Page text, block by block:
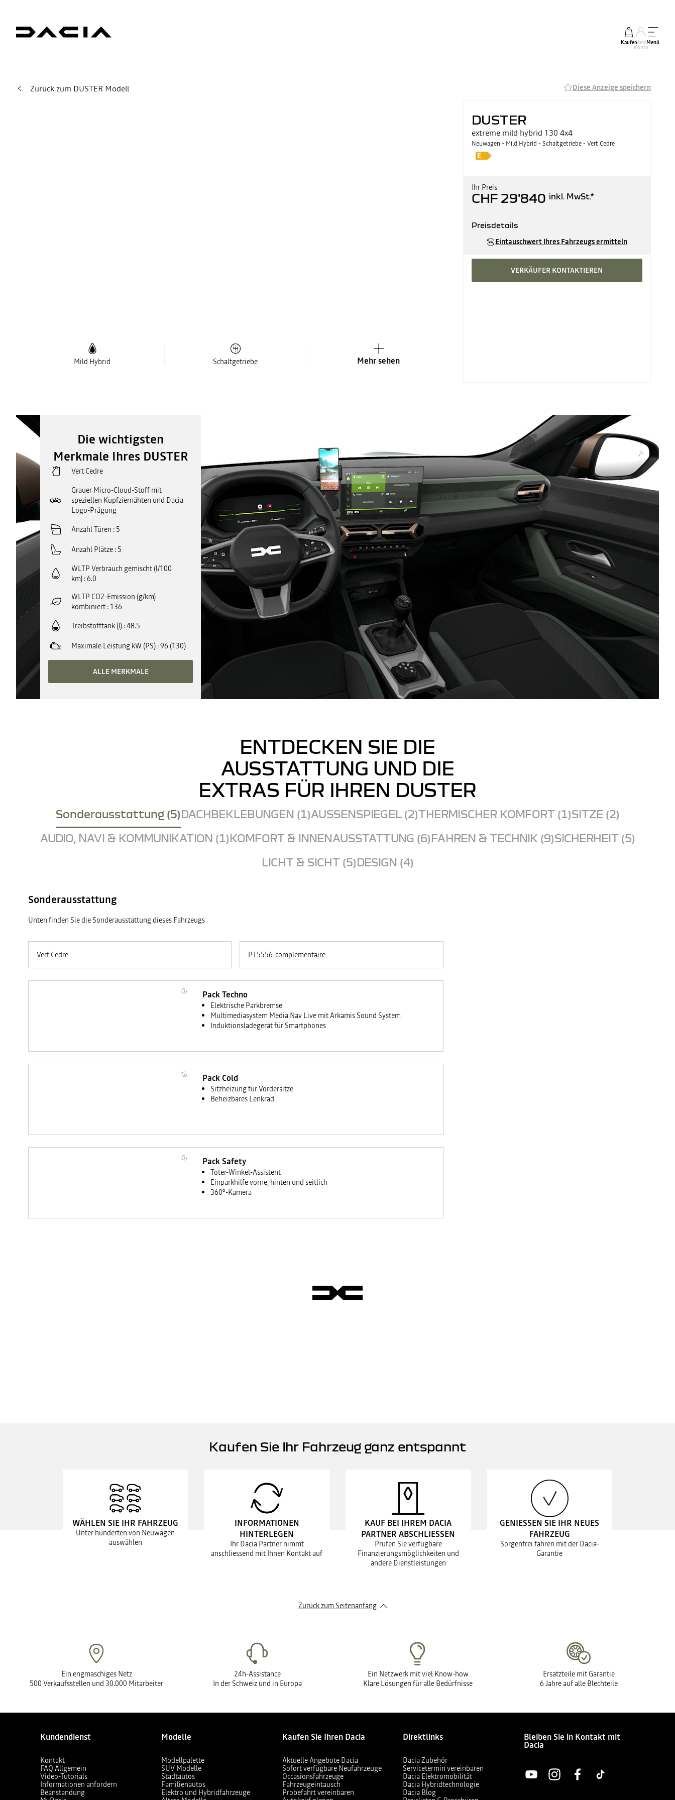
KaufenMein
Konto
Menü
Zurück zum DUSTER Modell Diese Anzeige speichern
Mild Hybrid Schaltgetriebe Mehr sehen
DUSTER
extreme mild hybrid 130 4x4
Neuwagen - Mild Hybrid - Schaltgetriebe - Vert Cedre
Ihr Preis
CHF 29'840 inkl. MwSt.*
Preisdetails
abzüglich Prämie
CHF 500
Eintauschwert Ihres Fahrzeugs ermitteln
VERKÄUFER KONTAKTIEREN
Die wichtigsten
Merkmale Ihres DUSTER
Vert Cedre
Grauer Micro-Cloud-Stoff mit
speziellen Kupfziernähten und Dacia
Logo-Prägung
Anzahl Türen 5
Anzahl Plätze 5
WLTP Verbrauch gemischt (l/100
km) 6.0
WLTP CO2-Emission (g/km)
kombiniert 136
Treibstofftank (l) 48.5
Maximale Leistung kW (PS) 96 (130)
ALLE MERKMALE
ENTDECKEN SIE DIE
AUSSTATTUNG UND DIE
EXTRAS FÜR IHREN DUSTER
Sonderausstattung (5)DACHBEKLEBUNGEN (1)AUSSENSPIEGEL (2)THERMISCHER KOMFORT (1)SITZE (2)
AUDIO, NAVI & KOMMUNIKATION (1)KOMFORT & INNENAUSSTATTUNG (6)FAHREN & TECHNIK (9)SICHERHEIT (5)
LICHT & SICHT (5)DESIGN (4)
Sonderausstattung
Unten finden Sie die Sonderausstattung dieses Fahrzeugs
Vert Cedre PT5556_complementaire
Pack Techno
Elektrische Parkbremse
Multimediasystem Media Nav Live mit Arkamis Sound System
Induktionsladegerät für Smartphones
Pack Cold
Sitzheizung für Vordersitze
Beheizbares Lenkrad
Pack Safety
Toter-Winkel-Assistent
Einparkhilfe vorne, hinten und seitlich
360°-Kamera
Kaufen Sie Ihr Fahrzeug ganz entspannt
WÄHLEN SIE IHR FAHRZEUG
Unter hunderten von Neuwagen
auswählen
INFORMATIONEN
HINTERLEGEN
Ihr Dacia Partner nimmt
anschliessend mit Ihnen Kontakt auf
KAUF BEI IHREM DACIA
PARTNER ABSCHLIESSEN
Prüfen Sie verfügbare
Finanzierungsmöglichkeiten und
andere Dienstleistungen
GENIESSEN SIE IHR NEUES
FAHRZEUG
Sorgenfrei fahren mit der Dacia-
Garantie
Zurück zum Seitenanfang
Ein engmaschiges Netz
500 Verkaufsstellen und 30.000 Mitarbeiter
24h-Assistance
In der Schweiz und in Europa
Ein Netzwerk mit viel Know-how
Klare Lösungen für alle Bedürfnisse
Ersatzteile mit Garantie
6 Jahre auf alle Blechteile
Kundendienst
Kontakt
FAQ Allgemein
Video-Tutorials
Informationen anfordern
Beanstandung
Modelle
Modellpalette
SUV Modelle
Stadtautos
Familienautos
Elektro und Hybridfahrzeuge
Kaufen Sie Ihren Dacia
Aktuelle Angebote Dacia
Sofort verfügbare Neufahrzeuge
Occasionsfahrzeuge
Fahrzeugeintausch
Probefahrt vereinbaren
Direktlinks
Dacia Zubehör
Servicetermin vereinbaren
Dacia Elektromobilität
Dacia Hybridtechnologie
Dacia Blog
Bleiben Sie in Kontakt mit
Dacia